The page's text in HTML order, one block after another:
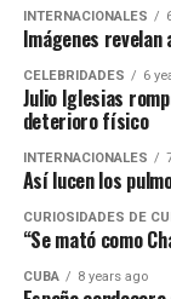
INTERNACIONALES
Imágenes
CELEBRIDADES 6
Julio Iglesias
deterioro físico
INTERNACIONALES
Así lucen los
CURIOSIDADES DE
“Se mató como
CUBA 8 years ago